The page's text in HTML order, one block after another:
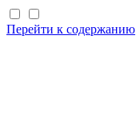
Перейти к содержанию